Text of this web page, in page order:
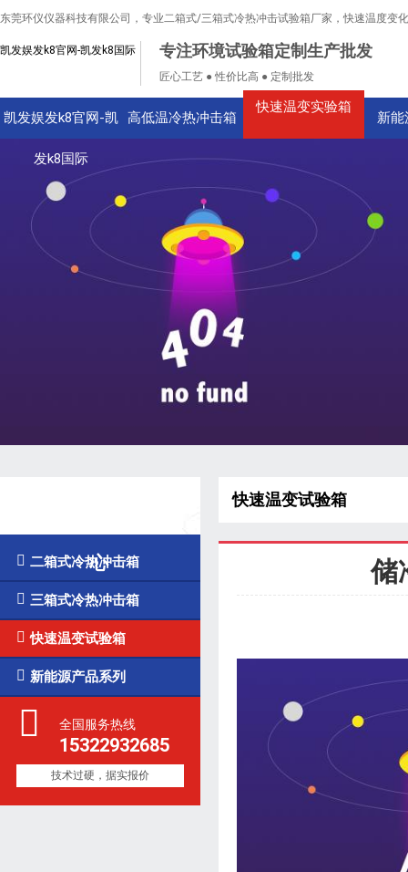
东莞环仪仪器科技有限公司，专业二箱式/三箱式冷热冲击试验箱厂家，快速温度变
凯发娱发k8官网-凯发k8国际 专注环境试验箱定制生产批发
匠心工艺 ● 性价比高 ● 定制批发
凯发娱发k8官网-凯
发k8国际
高低温冷热冲击箱
快速温变实验箱
新
心
 二箱式冷热冲击箱
 三箱式冷热冲击箱
 快速温变试验箱
 新能源产品系列
全国服务热线
15322932685
技术过硬，据实报价
快速温变试验箱
储